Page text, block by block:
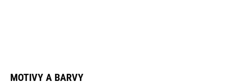
MOTIVY A BARVY